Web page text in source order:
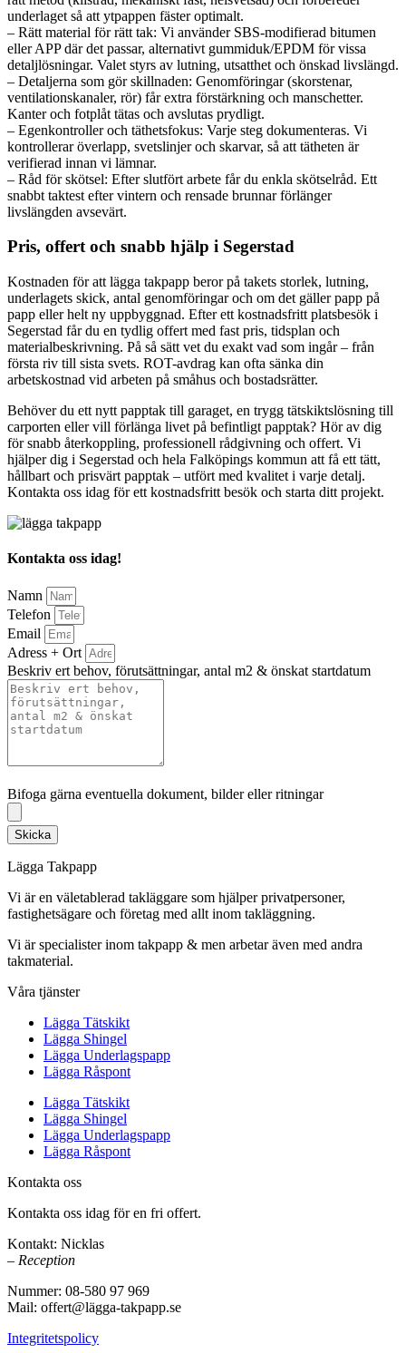
underlaget så att ytpappen fäster optimalt.
– Rätt material för rätt tak: Vi använder SBS-modifierad bitumen
eller APP där det passar, alternativt gummiduk/EPDM för vissa
detaljlösningar. Valet styrs av lutning, utsatthet och önskad livslängd.
– Detaljerna som gör skillnaden: Genomföringar (skorstenar,
ventilationskanaler, rör) får extra förstärkning och manschetter.
Kanter och fotplåt tätas och avslutas prydligt.
– Egenkontroller och täthetsfokus: Varje steg dokumenteras. Vi
kontrollerar överlapp, svetslinjer och skarvar, så att tätheten är
verifierad innan vi lämnar.
– Råd för skötsel: Efter slutfört arbete får du enkla skötselråd. Ett
snabbt taktest efter vintern och rensade brunnar förlänger
livslängden avsevärt.
Pris, offert och snabb hjälp i Segerstad
Kostnaden för att lägga takpapp beror på takets storlek, lutning,
underlagets skick, antal genomföringar och om det gäller papp på
papp eller helt ny uppbyggnad. Efter ett kostnadsfritt platsbesök i
Segerstad får du en tydlig offert med fast pris, tidsplan och
materialbeskrivning. På så sätt vet du exakt vad som ingår – från
första riv till sista svets. ROT-avdrag kan ofta sänka din
arbetskostnad vid arbeten på småhus och bostadsrätter.
Behöver du ett nytt papptak till garaget, en trygg tätskiktslösning till
carporten eller vill förlänga livet på befintligt papptak? Hör av dig
för snabb återkoppling, professionell rådgivning och offert. Vi
hjälper dig i Segerstad och hela Falköpings kommun att få ett tätt,
hållbart och prisvärt papptak – utfört med kvalitet i varje detalj.
Kontakta oss idag för ett kostnadsfritt besök och starta ditt projekt.
Kontakta oss idag!
Namn
Telefon
Email
Adress + Ort
Beskriv ert behov, förutsättningar, antal m2 & önskat startdatum
Bifoga gärna eventuella dokument, bilder eller ritningar
Skicka
Lägga Takpapp
Vi är en väletablerad takläggare som hjälper privatpersoner,
fastighetsägare och företag med allt inom takläggning.
Vi är specialister inom takpapp & men arbetar även med andra
takmaterial.
Våra tjänster
Lägga Tätskikt
Lägga Shingel
Lägga Underlagspapp
Lägga Råspont
Lägga Tätskikt
Lägga Shingel
Lägga Underlagspapp
Lägga Råspont
Kontakta oss
Kontakta oss idag för en fri offert.
Kontakt: Nicklas
– Reception
Nummer: 08-580 97 969
Mail: offert@lägga-takpapp.se
Integritetspolicy